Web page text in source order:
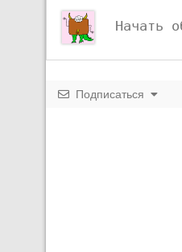
Подписаться